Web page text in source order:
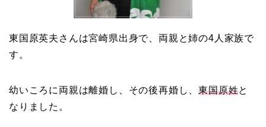
東国原英夫さんは宮崎県出身で、両親と姉の4人家族で
す。
幼いころに両親は離婚し、その後再婚し、東国原姓と
なりました。